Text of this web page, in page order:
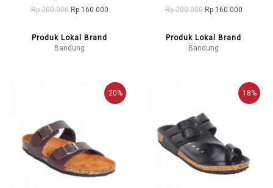
Rp 200.000 Rp 160.000
Produk Lokal Brand
Bandung
Rp 200.000 Rp 160.000
Produk Lokal Brand
Bandung
20% 18%